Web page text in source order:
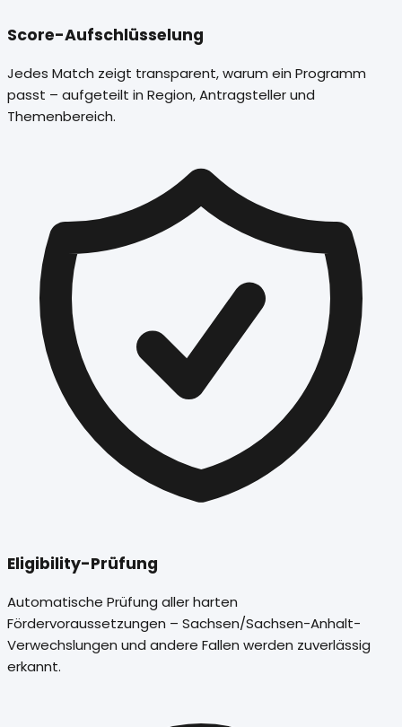
Score-Aufschlüsselung
Jedes Match zeigt transparent, warum ein Programm
passt – aufgeteilt in Region, Antragsteller und
Themenbereich.
Eligibility-Prüfung
Automatische Prüfung aller harten
Fördervoraussetzungen – Sachsen/Sachsen-Anhalt-
Verwechslungen und andere Fallen werden zuverlässig
erkannt.